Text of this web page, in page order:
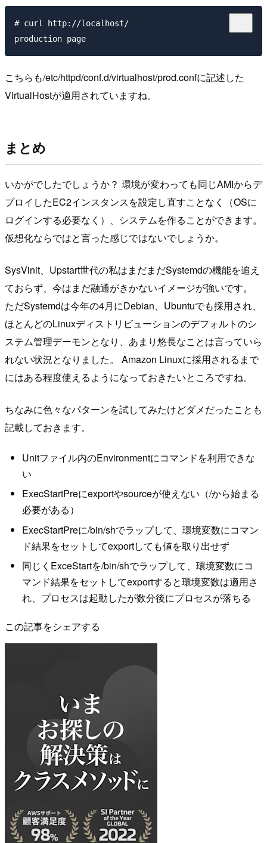
# curl http://localhost/
こちらも/etc/httpd/conf.d/virtualhost/prod.confに記述した
VirtualHostが適用されていますね。
まとめ
いかがでしたでしょうか？ 環境が変わっても同じAMIからデ
プロイしたEC2インスタンスを設定し直すことなく（OSに
ログインする必要なく）、システムを作ることができます。
仮想化ならではと言った感じではないでしょうか。
SysVinit、Upstart世代の私はまだまだSystemdの機能を追え
ておらず、今はまだ融通がきかないイメージが強いです。
ただSystemdは今年の4月にDebian、Ubuntuでも採用され、
ほとんどのLinuxディストリビューションのデフォルトのシ
ステム管理デーモンとなり、あまり悠長なことは言っていら
れない状況となりました。 Amazon Linuxに採用されるまで
にはある程度使えるようになっておきたいところですね。
ちなみに色々なパターンを試してみたけどダメだったことも
記載しておきます。
Unitファイル内のEnvironmentにコマンドを利用できな
い
ExecStartPreにexportやsourceが使えない（/から始まる
必要がある）
ExecStartPreに/bin/shでラップして、環境変数にコマン
ド結果をセットしてexportしても値を取り出せず
同じくExceStartを/bin/shでラップして、環境変数にコ
マンド結果をセットしてexportすると環境変数は適用さ
れ、プロセスは起動したが数分後にプロセスが落ちる
この記事をシェアする